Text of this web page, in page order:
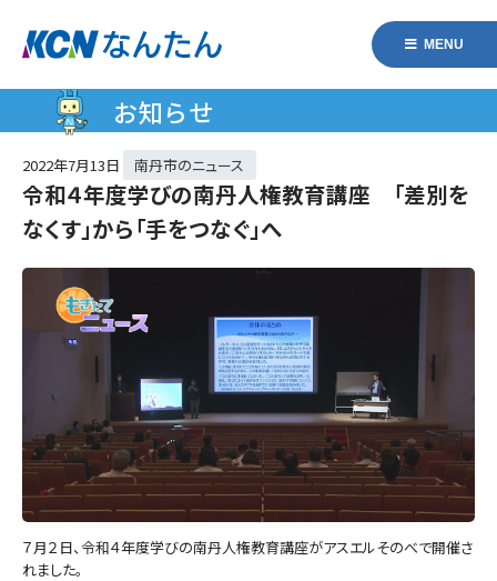
MENU
お知らせ
2022年7月13日 南丹市のニュース
令和４年度学びの南丹人権教育講座 「差別を
なくす」から「手をつなぐ」へ
７月２日、令和４年度学びの南丹人権教育講座がアスエルそのべで開催さ
れました。